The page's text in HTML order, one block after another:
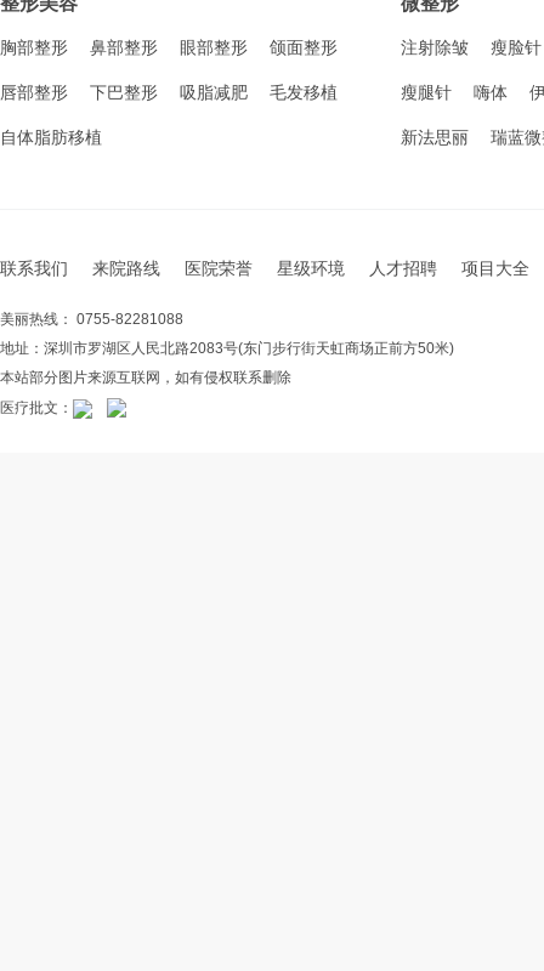
胸部整形 鼻部整形 眼部整形 颌面整形
唇部整形 下巴整形 吸脂减肥 毛发移植
自体脂肪移植
注射除皱 瘦脸针
瘦腿针 嗨体
新法思丽 瑞蓝
联系我们 来院路线 医院荣誉 星级环境 人才招聘 项目大全
美丽热线： 0755-82281088
地址：深圳市罗湖区人民北路2083号(东门步行街天虹商场正前方50米)
本站部分图片来源互联网，如有侵权联系删除
医疗批文：